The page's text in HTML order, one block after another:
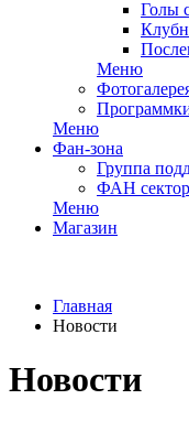
Голы
Меню
Меню
Фан-зона
Группа
ФАН сектор
Меню
Магазин
Главная
Новости
Новости